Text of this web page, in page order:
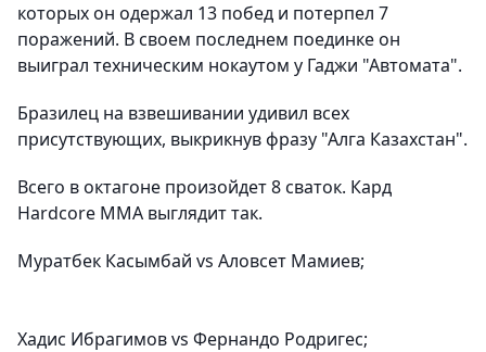
которых он одержал 13 побед и потерпел 7
поражений. В своем последнем поединке он
выиграл техническим нокаутом у Гаджи "Автомата".
Бразилец на взвешивании удивил всех
присутствующих, выкрикнув фразу "Алга Казахстан".
Всего в октагоне произойдет 8 сваток. Кард
Hardcore MMA выглядит так.
Муратбек Касымбай vs Аловсет Мамиев;
Хадис Ибрагимов vs Фернандо Родригес;